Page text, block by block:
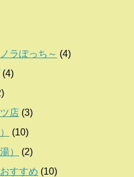
ラぽっち～ (4)
(4)
店 (3)
(10)
）
(2)
すすめ (10)